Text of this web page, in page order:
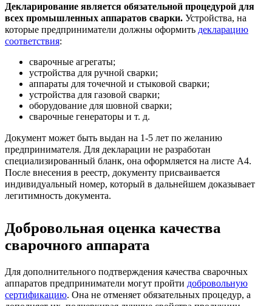
Декларирование является обязательной процедурой для
всех промышленных аппаратов сварки. Устройства, на
которые предприниматели должны оформить декларацию
соответствия:
сварочные агрегаты;
устройства для ручной сварки;
аппараты для точечной и стыковой сварки;
устройства для газовой сварки;
оборудование для шовной сварки;
сварочные генераторы и т. д.
Документ может быть выдан на 1-5 лет по желанию
предпринимателя. Для декларации не разработан
специализированный бланк, она оформляется на листе А4.
После внесения в реестр, документу присваивается
индивидуальный номер, который в дальнейшем доказывает
легитимность документа.
Добровольная оценка качества
сварочного аппарата
Для дополнительного подтверждения качества сварочных
аппаратов предприниматели могут пройти добровольную
сертификацию. Она не отменяет обязательных процедур, а